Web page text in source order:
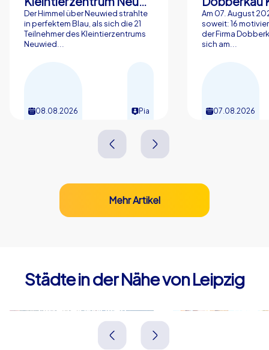
Der Himmel über Neuwied strahlte
in perfektem Blau, als sich die 21
Teilnehmer des Kleintierzentrums
Neuwied...
08.08.2026 Pia
Am 07. August
soweit: 16
der Firma
sich am...
07.08.2026
Mehr Artikel
Städte in der Nähe von Leipzig
Bitterfeld-Wolfen
Deutschland